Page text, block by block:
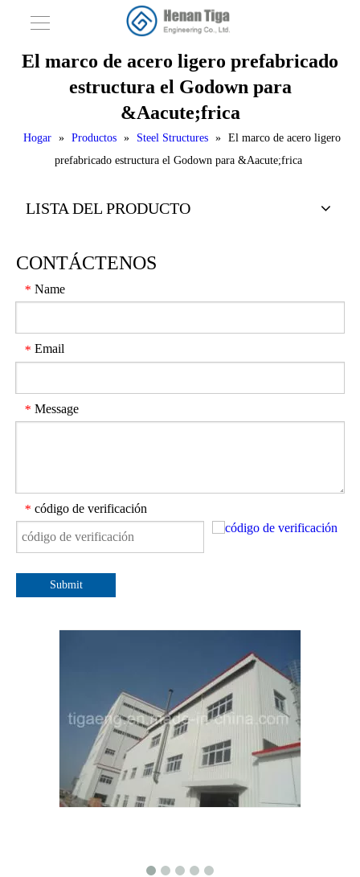
El marco de acero ligero prefabricado
estructura el Godown para
&Aacute;frica
Hogar » Productos » Steel Structures » El marco de acero ligero
prefabricado estructura el Godown para &Aacute;frica
LISTA DEL PRODUCTO
CONTÁCTENOS
* Name
* Email
* Message
* código de verificación
Submit